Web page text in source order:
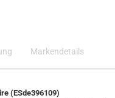
Markendetails
(ESde396109)​